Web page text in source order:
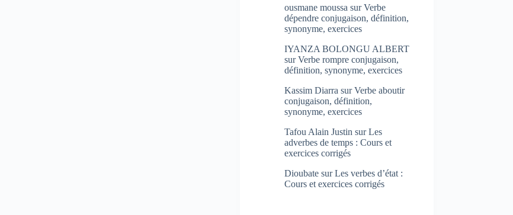
ousmane moussa surVerbe
dépendre conjugaison, définition,
synonyme, exercices
IYANZA BOLONGU ALBERT
surVerbe rompre conjugaison,
définition, synonyme, exercices
Kassim Diarra surVerbe aboutir
conjugaison, définition,
synonyme, exercices
Tafou Alain Justin surLes
adverbes de temps : Cours et
exercices corrigés
Dioubate surLes verbes d’état :
Cours et exercices corrigés